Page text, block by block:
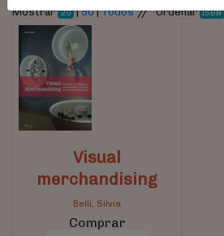
Mostrar 20 |50|Todos//Ordenar ISBN
Visual
merchandising
Belli, Silvia
Comprar